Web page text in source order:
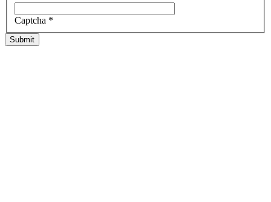
Captcha *
Submit